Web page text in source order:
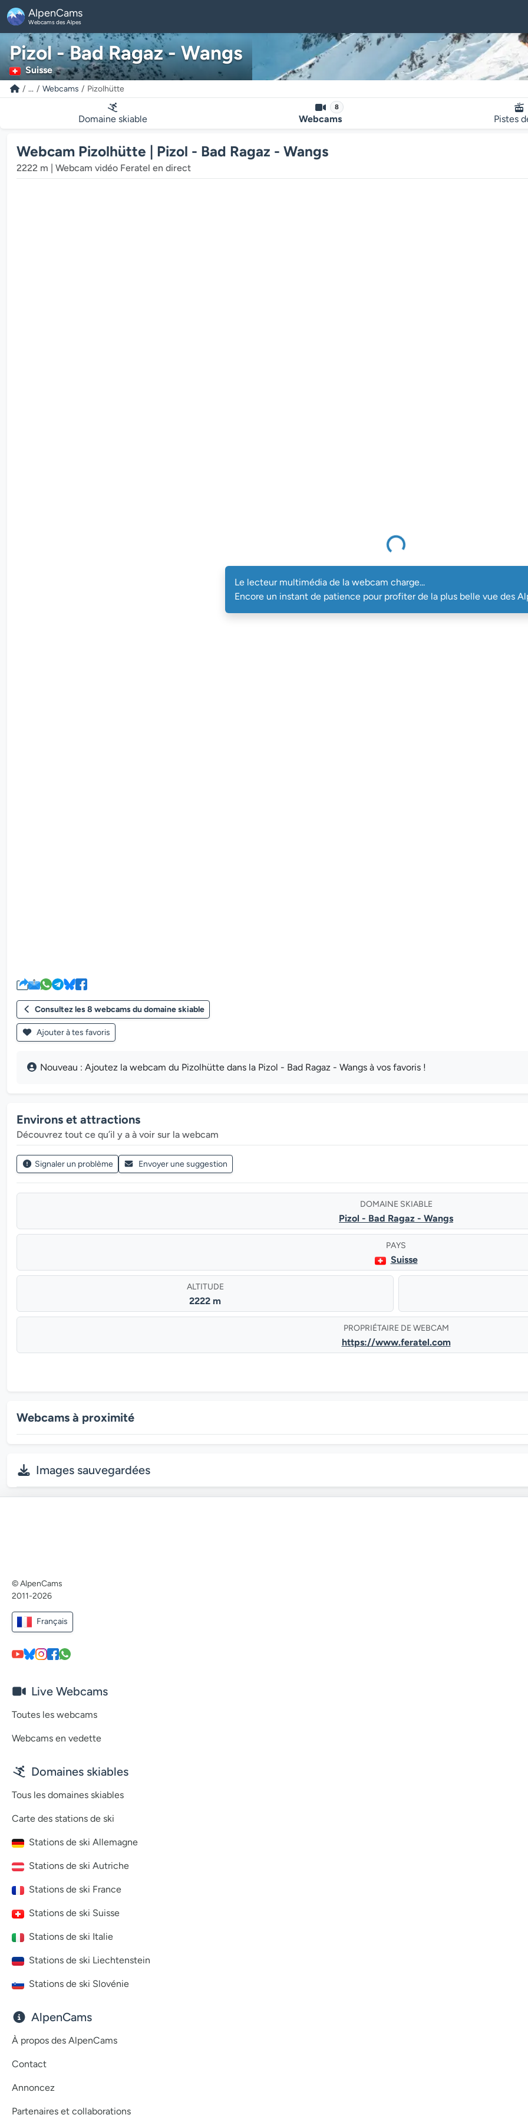
AlpenCams
Webcams des Alpes
Pizol - Bad Ragaz - Wangs
Suisse
... Webcams Pizolhütte
Domaine skiable
8
Webcams Pistes
Webcam Pizolhütte | Pizol - Bad Ragaz - Wangs
2222 m | Webcam vidéo Feratel en direct
Le lecteur multimédia de la webcam charge...
Le lecteur multimédia de la webcam charge...
Encore un instant de patience pour profiter de la plus belle vue des
Consultez les 8 webcams du domaine skiable
Ajouter à tes favoris
Nouveau : Ajoutez la webcam du Pizolhütte dans la Pizol - Bad Ragaz - Wangs à vos favoris !
Environs et attractions
Découvrez tout ce qu’il y a à voir sur la webcam
Signaler un problème Envoyer une suggestion
DOMAINE SKIABLE
Pizol - Bad Ragaz - Wangs
PAYS
Suisse
ALTITUDE
2222 m
PROPRIÉTAIRE DE WEBCAM
https://www.feratel.com
Webcams à proximité
Images sauvegardées
© AlpenCams
2011-2026
Français
Live Webcams
Toutes les webcams
Webcams en vedette
Domaines skiables
Tous les domaines skiables
Carte des stations de ski
Stations de ski Allemagne
Stations de ski Autriche
Stations de ski France
Stations de ski Suisse
Stations de ski Italie
Stations de ski Liechtenstein
Stations de ski Slovénie
AlpenCams
À propos des AlpenCams
Contact
Annoncez
Partenaires et collaborations